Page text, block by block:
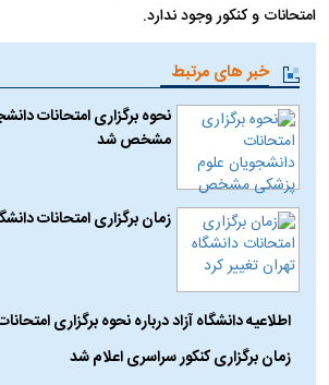
امتحانات و کنکور وجود ندارد.
خبر های مرتبط
نحوه برگزاری امتحانات
مشخص شد
زمان برگزاری امتحانات
اطلاعیه دانشگاه آزاد درباره نحوه برگزاری
زمان برگزاری کنکور سراسری اعلام شد